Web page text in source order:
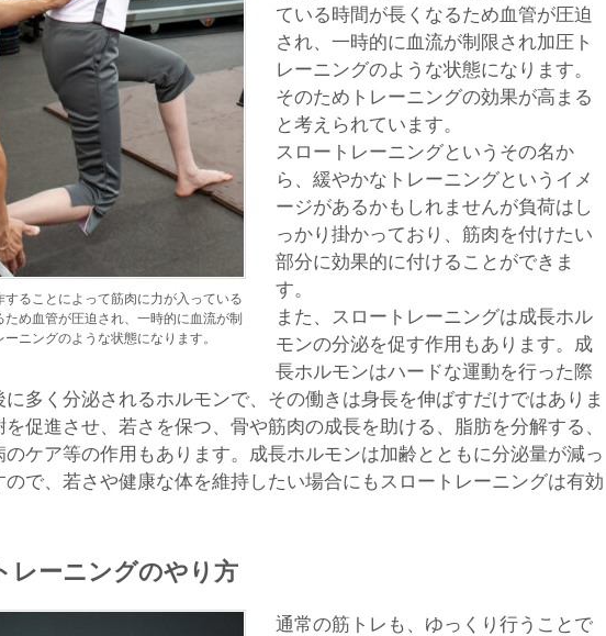
することによって筋肉に力が入っている
ため血管が圧迫され、一時的に血流が制
ニングのような状態になります。
ている時間が長くなるため血管が圧迫
され、一時的に血流が制限され加圧ト
レーニングのような状態になります。
そのためトレーニングの効果が高まる
と考えられています。
スロートレーニングというその名か
ら、緩やかなトレーニングというイメ
ージがあるかもしれませんが負荷はし
っかり掛かっており、筋肉を付けたい
部分に効果的に付けることができま
す。
また、スロートレーニングは成長ホル
モンの分泌を促す作用もあります。成
長ホルモンはハードな運動を行った際
に多く分泌されるホルモンで、その働きは身長を伸ばすだけではありま
促進させ、若さを保つ、骨や筋肉の成長を助ける、脂肪を分解する、
のケア等の作用もあります。成長ホルモンは加齢とともに分泌量が減っ
ので、若さや健康な体を維持したい場合にもスロートレーニングは有効
レーニングのやり方
通常の筋トレも、ゆっくり行うことで